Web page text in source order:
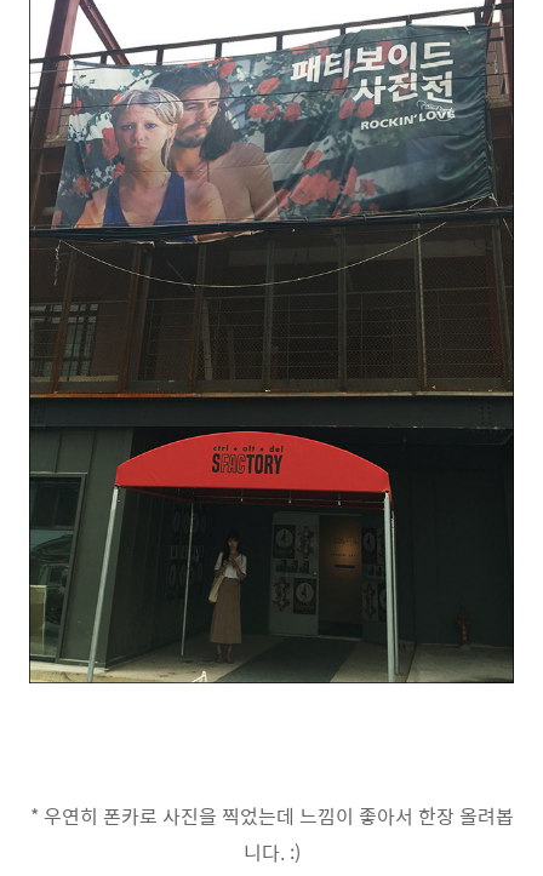
* 우연히 폰카로 사진을 찍었는데 느낌이 좋아서 한장 올려봅
니다. :)